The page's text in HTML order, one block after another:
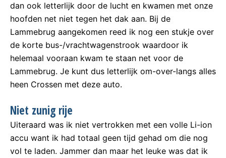
dan ook letterlijk door de lucht en kwamen met onze
hoofden net niet tegen het dak aan. Bij de
Lammebrug aangekomen reed ik nog een stukje over
de korte bus-/vrachtwagenstrook waardoor ik
helemaal vooraan kwam te staan net voor de
Lammebrug. Je kunt dus letterlijk om-over-langs alles
heen Crossen met deze auto.
Niet zunig rije
Uiteraard was ik niet vertrokken met een volle Li-ion
accu want ik had totaal geen tijd gehad om die nog
vol te laden. Jammer dan maar het leuke was dat ik